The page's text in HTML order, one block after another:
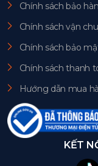
Chính sách bảo
Chính sách vận
Chính sách bảo
Chính sách thanh
Hướng dẫn mua
KẾT